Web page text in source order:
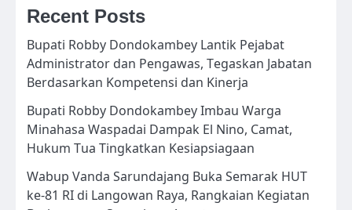
Recent Posts
Bupati Robby Dondokambey Lantik Pejabat
Administrator dan Pengawas, Tegaskan Jabatan
Berdasarkan Kompetensi dan Kinerja
Bupati Robby Dondokambey Imbau Warga
Minahasa Waspadai Dampak El Nino, Camat,
Hukum Tua Tingkatkan Kesiapsiagaan
Wabup Vanda Sarundajang Buka Semarak HUT
ke-81 RI di Langowan Raya, Rangkaian Kegiatan